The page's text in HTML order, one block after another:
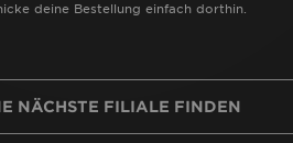
deine Bestellung einfach dorthin.
NÄCHSTE FILIALE FINDEN